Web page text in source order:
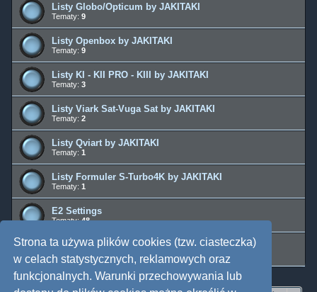
Strona ta używa plików cookies (tzw. ciasteczka)
w celach statystycznych, reklamowych oraz
funkcjonalnych. Warunki przechowywania lub
Listy Globo/Opticum by JAKITAKI
Tematy: 9
Listy Openbox by JAKITAKI
Tematy: 9
Listy KI - KII PRO - KIII by JAKITAKI
Tematy: 3
Listy Viark Sat-Vuga Sat by JAKITAKI
Tematy: 2
Listy Qviart by JAKITAKI
Tematy: 1
Listy Formuler S-Turbo4K by JAKITAKI
Tematy: 1
E2 Settings
Tematy:48
Inne Listy
Tematy: